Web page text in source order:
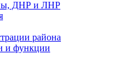
ДНР и ЛНР
района
и функции